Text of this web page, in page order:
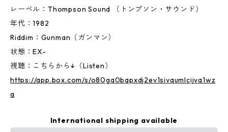
レーベル：Thompson Sound （トンプソン・サウンド）
年代：1982
Riddim：Gunman（ガンマン）
状態：EX-
視聴：こちらから↓（Listen）
https://app.box.com/s/o80ga0bqpxdj2ev1sivqumlcijva1wz
a
International shipping available